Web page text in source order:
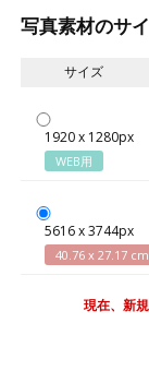
写真素材のサ
サイズ
1920 x 1280px
WEB用
5616 x 3744px
40.76 x 27.17
現在、新